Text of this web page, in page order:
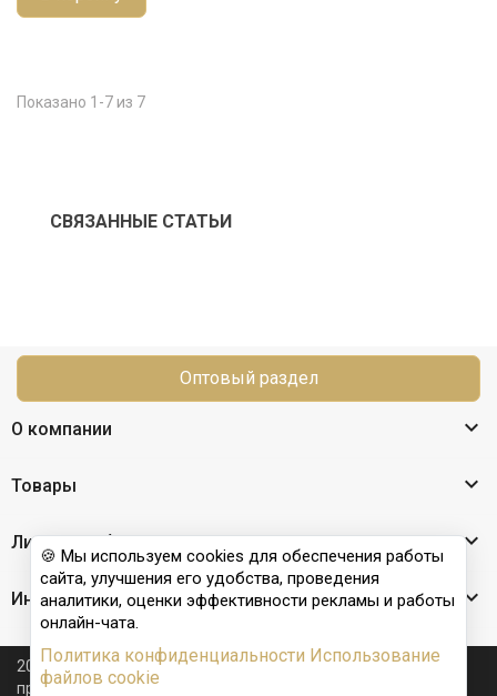
Показано 1-7 из 7
СВЯЗАННЫЕ СТАТЬИ
Оптовый раздел
О компании 
Товары 
Личный кабинет 
Информация 
2026 © Nail Club professional - официальный сайт
производителя бренда для наращивания ногтей
🍪 Мы используем cookies для обеспечения работы
сайта, улучшения его удобства, проведения
аналитики, оценки эффективности рекламы и работы
онлайн-чата.
Политика конфиденциальности Использование
файлов cookie